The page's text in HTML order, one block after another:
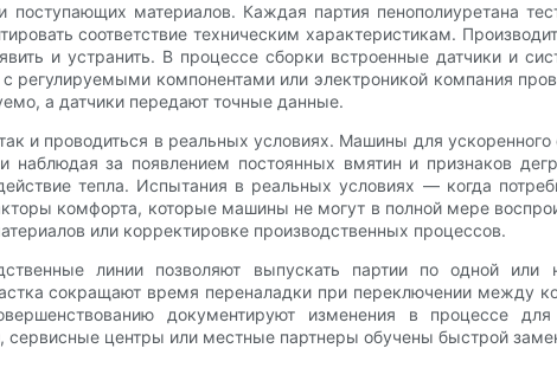
поступающих материалов. Каждая партия пенополиуретана
соответствие техническим характеристикам.
и устранить. В процессе сборки встроенные датчики и
регулируемыми компонентами или электроникой компания
а датчики передают точные данные.
и проводиться в реальных условиях. Машины для
за появлением постоянных вмятин и признаков
тепла. Испытания в реальных условиях — когда
комфорта, которые машины не могут в полной мере
или корректировке производственных процессов.
линии позволяют выпускать партии по одной
сокращают время переналадки при переключении между
документируют изменения в процессе
сервисные центры или местные партнеры обучены быстрой